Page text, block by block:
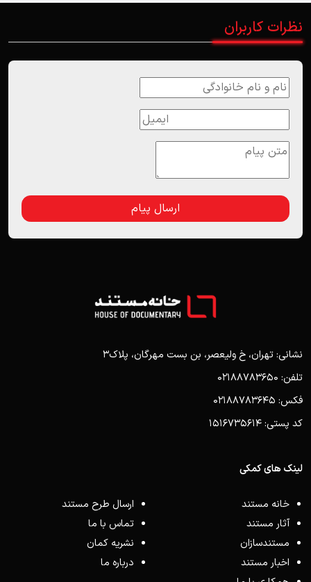
نظرات کاربران
نشانی: تهران، خ ولیعصر، بن بست مهرگان، پلاک3
تلفن: 02188783650
فکس: 02188783645
کد پستی: 1516735614
لینک های کمکی
خانه مستند
آثار مستند
مستندسازان
اخبار مستند
ارسال طرح مستند
تماس با ما
نشریه کمان
درباره ما